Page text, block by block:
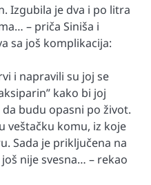
Izgubila je dva i po litra
– priča Siniša i
sa još komplikacija:
i napravili su joj se
kako bi joj
budu opasni po život.
veštačku komu, iz koje
Sada je priključena na
nije svesna… – rekao